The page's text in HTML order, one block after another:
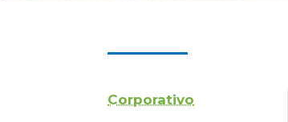
Corporativo